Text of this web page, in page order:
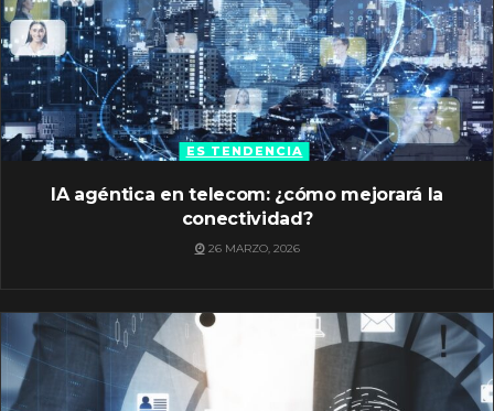
ES TENDENCIA
IA agéntica en telecom: ¿cómo mejorará la
conectividad?
26 MARZO, 2026